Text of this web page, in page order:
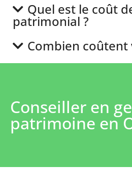
Quel est le coût
patrimonial ?
Combien coûtent
Conseiller en
patrimoine en